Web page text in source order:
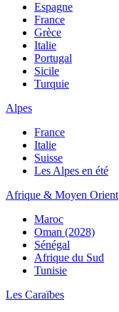
Espagne
France
Grèce
Italie
Portugal
Sicile
Turquie
Alpes
France
Italie
Suisse
Les Alpes en été
Afrique & Moyen Orient
Maroc
Oman (2028)
Sénégal
Afrique du Sud
Tunisie
Les Caraïbes